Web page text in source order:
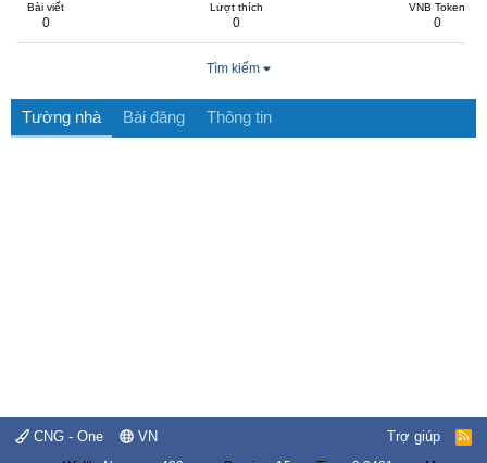
Bài viết
0
Lượt thích
0
VNB Token
0
Tìm kiếm
Tường nhà Bài đăng Thông tin
CNG - One VN Trợ giúp
R